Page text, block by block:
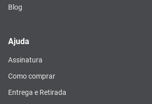
Blog
Ajuda
Assinatura
Como comprar
Entrega e Retirada